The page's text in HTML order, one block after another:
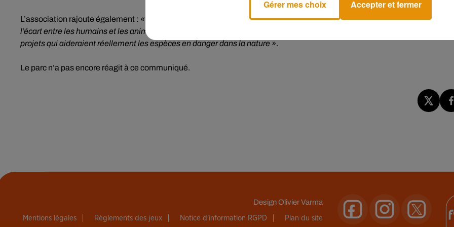
L’association rajoute également : « Plutôt que d’investir 8 millions d’euros dans une installation qui creusera davantage
l’écart entre les humains et les animaux prisonniers exploités par le parc, le zoo de Beauval ferait mieux de soutenir des
projets qui aideraient réellement les espèces en danger dans la nature ».
Le parc n’a pas encore réagit à ce communiqué.
DesignOlivier Varma
Mentions légales Règlements des jeux Notice d’information RGPD Plan du site
Gérer mes choix Accepter et fermer